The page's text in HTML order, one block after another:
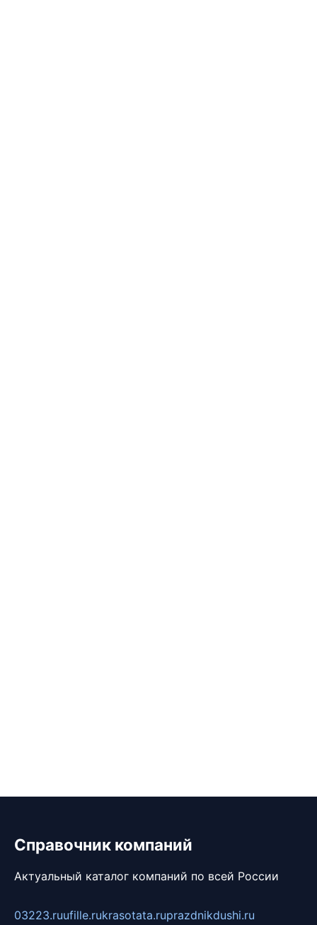
Справочник компаний
Актуальный каталог компаний по всей России
03223.ruufille.rukrasotata.ruprazdnikdushi.ru